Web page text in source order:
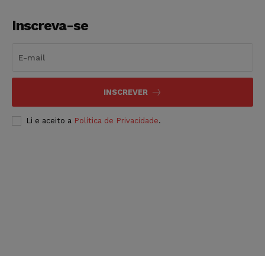
Inscreva-se
INSCREVER
Li e aceito a Política de Privacidade.